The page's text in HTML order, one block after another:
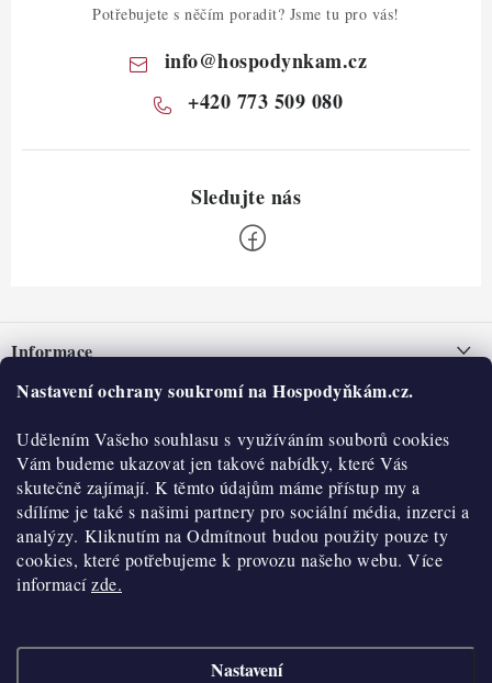
Nastavení ochrany soukromí na Hospodyňkám.cz.
Udělením Vašeho souhlasu s využíváním souborů cookies
Vám budeme ukazovat jen takové nabídky, které Vás
skutečně zajímají. K těmto údajům máme přístup my a
sdílíme je také s našimi partnery pro sociální média, inzerci a
analýzy. Kliknutím na Odmítnout budou použity pouze ty
cookies, které potřebujeme k provozu našeho webu. Více
informacízde.
Nastavení
Potřebujete s něčím poradit? Jsme tu pro vás!
info@hospodynkam.cz
+420 773 509 080
pInformace
Nepřevzetí zásilky na dobírku
Obchodní podmínky
Hodnocení obchodu
Blog
Moje objednávka
O nás
Historie
Kontakty
O nákupu
Reklamace a vratky
Výdejní místa